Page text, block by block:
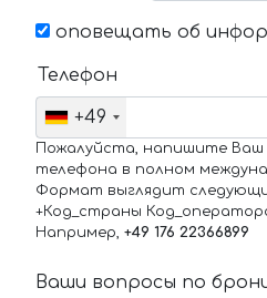
оповещать об
Телефон
+49
Пожалуйста, напишите
телефона в полном
Формат выглядит
+Код_страны
Например, +49 176 22366899
Ваши вопросы по